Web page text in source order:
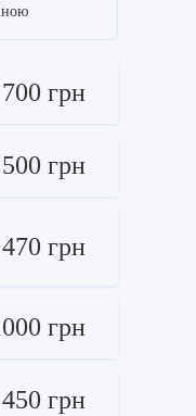
700 грн
500 грн
470 грн
грн
450 грн